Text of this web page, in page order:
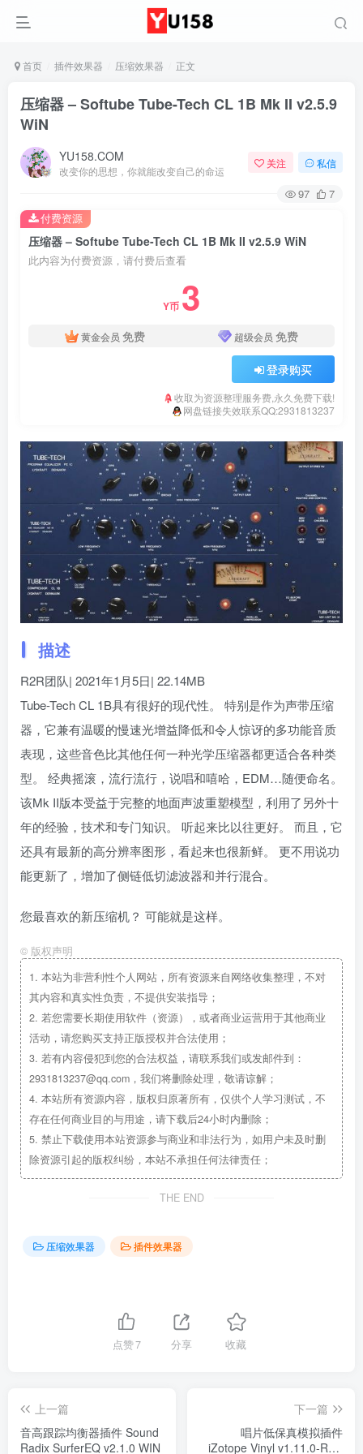
首页 插件效果器 压缩效果器 正文
压缩器 – Softube Tube-Tech CL 1B Mk II v2.5.9
WiN
YU158.COM
改变你的思想，你就能改变自己的命运
关注 私信
97 7
压缩器 – Softube Tube-Tech CL 1B Mk II v2.5.9 WiN
此内容为付费资源，请付费后查看
Y币 3
黄金会员 免费 超级会员 免费
登录购买
收取为资源整理服务费,永久免费下载!
网盘链接失效联系QQ:2931813237
付费资源
描述
R2R团队| 2021年1月5日| 22.14MB
Tube-Tech CL 1B具有很好的现代性。 特别是作为声带压缩
器，它兼有温暖的慢速光增益降低和令人惊讶的多功能音质
表现，这些音色比其他任何一种光学压缩器都更适合各种类
型。 经典摇滚，流行流行，说唱和嘻哈，EDM…随便命名。
该Mk II版本受益于完整的地面声波重塑模型，利用了另外十
年的经验，技术和专门知识。 听起来比以往更好。 而且，它
还具有最新的高分辨率图形，看起来也很新鲜。 更不用说功
能更新了，增加了侧链低切滤波器和并行混合。
您最喜欢的新压缩机？ 可能就是这样。
© 版权声明
1. 本站为非营利性个人网站，所有资源来自网络收集整理，不对
其内容和真实性负责，不提供安装指导；
2. 若您需要长期使用软件（资源），或者商业运营用于其他商业
活动，请您购买支持正版授权并合法使用；
3. 若有内容侵犯到您的合法权益，请联系我们或发邮件到：
2931813237@qq.com，我们将删除处理，敬请谅解；
4. 本站所有资源内容，版权归原著所有，仅供个人学习测试，不
存在任何商业目的与用途，请下载后24小时内删除；
5. 禁止下载使用本站资源参与商业和非法行为，如用户未及时删
除资源引起的版权纠纷，本站不承担任何法律责任；
THE END
压缩效果器 插件效果器
点赞7 分享 收藏
上一篇
音高跟踪均衡器插件 Sound
Radix SurferEQ v2.1.0 WIN
下一篇
唱片低保真模拟插件
iZotope Vinyl v1.11.0-R2R